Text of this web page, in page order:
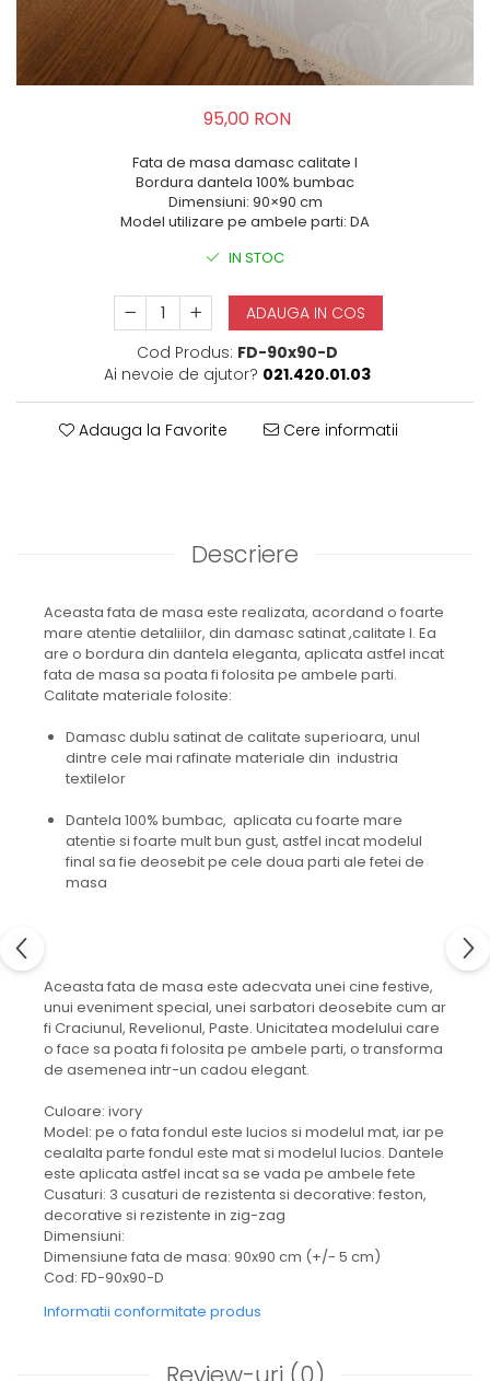
95,00 RON
Fata de masa damasc calitate I
Bordura dantela 100% bumbac
Dimensiuni: 90×90 cm
Model utilizare pe ambele parti: DA
IN STOC
ADAUGA IN COS
Cod Produs: FD-90x90-D
Ai nevoie de ajutor? 021.420.01.03
Adauga la Favorite Cere informatii
Descriere
Aceasta fata de masa este realizata, acordand o foarte
mare atentie detaliilor, din damasc satinat ,calitate I. Ea
are o bordura din dantela eleganta, aplicata astfel incat
fata de masa sa poata fi folosita pe ambele parti.
Calitate materiale folosite:
Damasc dublu satinat de calitate superioara, unul
dintre cele mai rafinate materiale din industria
textilelor
Dantela 100% bumbac, aplicata cu foarte mare
atentie si foarte mult bun gust, astfel incat modelul
final sa fie deosebit pe cele doua parti ale fetei de
masa
Aceasta fata de masa este adecvata unei cine festive,
unui eveniment special, unei sarbatori deosebite cum ar
fi Craciunul, Revelionul, Paste. Unicitatea modelului care
o face sa poata fi folosita pe ambele parti, o transforma
de asemenea intr-un cadou elegant.
Culoare: ivory
Model: pe o fata fondul este lucios si modelul mat, iar pe
cealalta parte fondul este mat si modelul lucios. Dantele
este aplicata astfel incat sa se vada pe ambele fete
Cusaturi: 3 cusaturi de rezistenta si decorative: feston,
decorative si rezistente in zig-zag
Dimensiuni:
Dimensiune fata de masa: 90x90 cm (+/- 5 cm)
Cod: FD-90x90-D
Informatii conformitate produs
Review-uri (0)